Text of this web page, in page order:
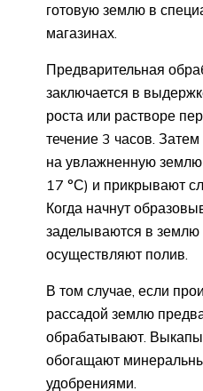
готовую землю в
магазинах.
Предварительная
заключается в
роста или растворе
течение 3 часов.
на увлажненную
17 °С) и прикрывают
Когда начнут
заделываются в землю
осуществляют полив.
В том случае, если
рассадой землю
обрабатывают.
обогащают
удобрениями.